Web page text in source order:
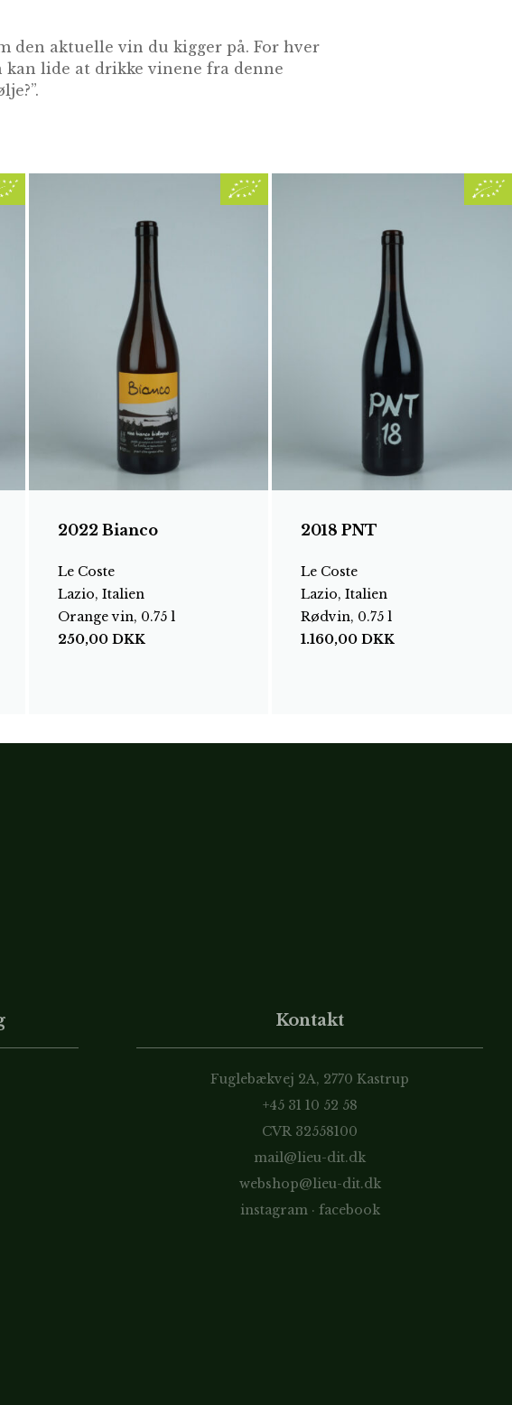
den aktuelle vin du kigger på. For hver
kan lide at drikke vinene fra denne
2022 Bianco
Le Coste
Lazio, Italien
Orange vin, 0.75 l
250,00 DKK
2018 PNT
Le Coste
Lazio, Italien
Rødvin, 0.75 l
1.160,00DKK
Kontakt
Fuglebækvej 2A, 2770 Kastrup
+45 31 10 52 58
CVR 32558100
mail@lieu-dit.dk
webshop@lieu-dit.dk
instagram · facebook